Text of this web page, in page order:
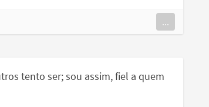
...
tento ser; sou assim, fiel a quem